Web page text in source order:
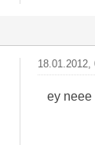
18.01.2012,
ey neee